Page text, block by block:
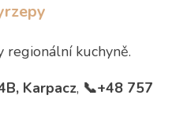
kuchyně.
Karpacz, 📞+48 757